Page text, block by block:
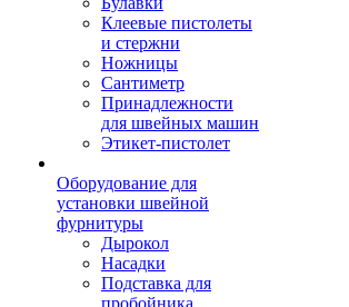
Клеевые пистолеты
и стержни
Ножницы
Сантиметр
Принадлежности
для швейных машин
Этикет-пистолет
Оборудование для
установки швейной
фурнитуры
Дырокол
Насадки
Подставка для
пробойника